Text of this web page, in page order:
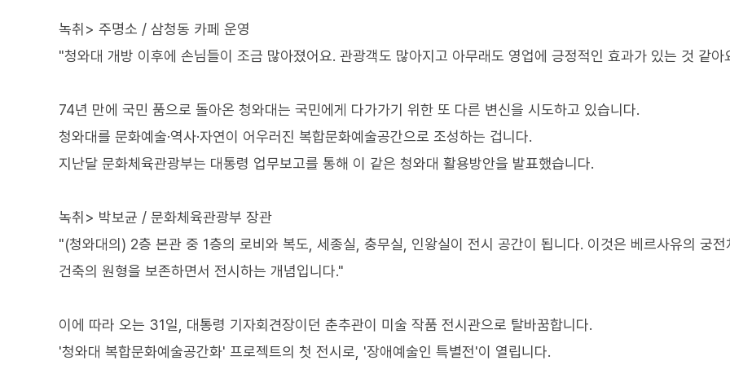
녹취> 주명소 / 삼청동 카페 운영
"청와대 개방 이후에 손님들이 조금 많아졌어요. 관광객도 많아지고 아무래도 영업에 긍정적인 효과가 있는 것 같아
74년 만에 국민 품으로 돌아온 청와대는 국민에게 다가가기 위한 또 다른 변신을 시도하고 있습니다.
청와대를 문화예술·역사·자연이 어우러진 복합문화예술공간으로 조성하는 겁니다.
지난달 문화체육관광부는 대통령 업무보고를 통해 이 같은 청와대 활용방안을 발표했습니다.
녹취> 박보균 / 문화체육관광부 장관
"(청와대의) 2층 본관 중 1층의 로비와 복도, 세종실, 충무실, 인왕실이 전시 공간이 됩니다. 이것은 베르사유의 궁전
건축의 원형을 보존하면서 전시하는 개념입니다."
이에 따라 오는 31일, 대통령 기자회견장이던 춘추관이 미술 작품 전시관으로 탈바꿈합니다.
'청와대 복합문화예술공간화' 프로젝트의 첫 전시로, '장애예술인 특별전'이 열립니다.